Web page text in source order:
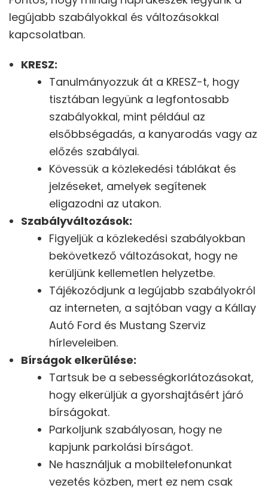
legújabb szabályokkal és változásokkal
kapcsolatban.
KRESZ:
Tanulmányozzuk át a KRESZ-t, hogy
tisztában legyünk a legfontosabb
szabályokkal, mint például az
elsőbbségadás, a kanyarodás vagy az
előzés szabályai.
Kövessük a közlekedési táblákat és
jelzéseket, amelyek segítenek
eligazodni az utakon.
Szabályváltozások:
Figyeljük a közlekedési szabályokban
bekövetkező változásokat, hogy ne
kerüljünk kellemetlen helyzetbe.
Tájékozódjunk a legújabb szabályokról
az interneten, a sajtóban vagy a Kállay
Autó Ford és Mustang Szerviz
hírleveleiben.
Bírságok elkerülése:
Tartsuk be a sebességkorlátozásokat,
hogy elkerüljük a gyorshajtásért járó
bírságokat.
Parkoljunk szabályosan, hogy ne
kapjunk parkolási bírságot.
Ne használjuk a mobiltelefonunkat
vezetés közben, mert ez nem csak